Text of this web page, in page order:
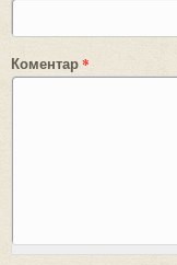
Коментар*